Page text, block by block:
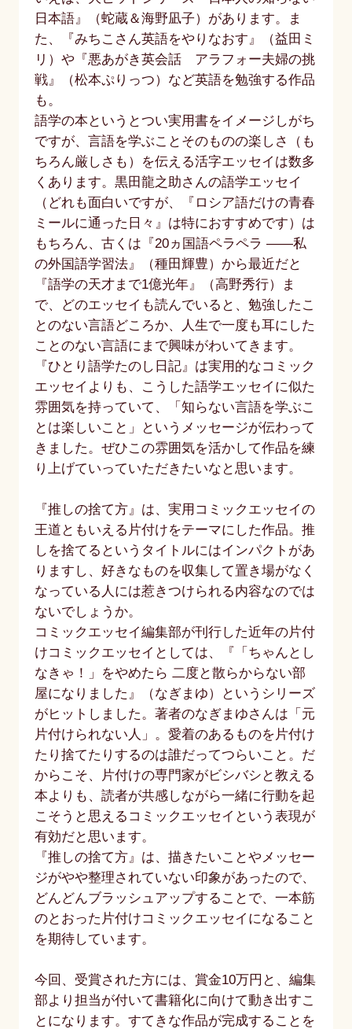
日本語』（蛇蔵＆海野凪子）があります。ま
た、『みちこさん英語をやりなおす』（益田ミ
リ）や『悪あがき英会話 アラフォー夫婦の挑
戦』（松本ぷりっつ）など英語を勉強する作品
も。
語学の本というとつい実用書をイメージしがち
ですが、言語を学ぶことそのものの楽しさ（も
ちろん厳しさも）を伝える活字エッセイは数多
くあります。黒田龍之助さんの語学エッセイ
（どれも面白いですが、『ロシア語だけの青春
ミールに通った日々』は特におすすめです）は
もちろん、古くは『20ヵ国語ペラペラ ――私
の外国語学習法』（種田輝豊）から最近だと
『語学の天才まで1億光年』（高野秀行）ま
で、どのエッセイも読んでいると、勉強したこ
とのない言語どころか、人生で一度も耳にした
ことのない言語にまで興味がわいてきます。
『ひとり語学たのし日記』は実用的なコミック
エッセイよりも、こうした語学エッセイに似た
雰囲気を持っていて、「知らない言語を学ぶこ
とは楽しいこと」というメッセージが伝わって
きました。ぜひこの雰囲気を活かして作品を練
り上げていっていただきたいなと思います。
『推しの捨て方』は、実用コミックエッセイの
王道ともいえる片付けをテーマにした作品。推
しを捨てるというタイトルにはインパクトがあ
りますし、好きなものを収集して置き場がなく
なっている人には惹きつけられる内容なのでは
ないでしょうか。
コミックエッセイ編集部が刊行した近年の片付
けコミックエッセイとしては、『「ちゃんとし
なきゃ！」をやめたら 二度と散らからない部
屋になりました』（なぎまゆ）というシリーズ
がヒットしました。著者のなぎまゆさんは「元
片付けられない人」。愛着のあるものを片付け
たり捨てたりするのは誰だってつらいこと。だ
からこそ、片付けの専門家がビシバシと教える
本よりも、読者が共感しながら一緒に行動を起
こそうと思えるコミックエッセイという表現が
有効だと思います。
『推しの捨て方』は、描きたいことやメッセー
ジがやや整理されていない印象があったので、
どんどんブラッシュアップすることで、一本筋
のとおった片付けコミックエッセイになること
を期待しています。
今回、受賞された方には、賞金10万円と、編集
部より担当が付いて書籍化に向けて動き出すこ
とになります。すてきな作品が完成することを